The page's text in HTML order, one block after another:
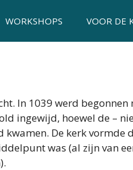
WORKSHOPS VOOR DE
In 1039 werd
ingewijd, hoewel de –
De kerk vormde
was (al zijn van